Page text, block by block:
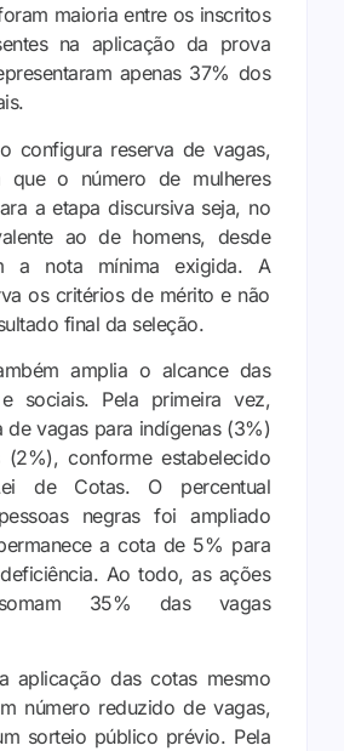
maioria entre os inscritos
na aplicação da prova
apenas 37% dos
configura reserva de vagas,
que o número de mulheres
a etapa discursiva seja, no
ao de homens, desde
a nota mínima exigida. A
os critérios de mérito e não
final da seleção.
amplia o alcance das
sociais. Pela primeira vez,
de vagas para indígenas (3%)
(2%), conforme estabelecido
de Cotas. O percentual
negras foi ampliado
a cota de 5% para
Ao todo, as ações
35% das vagas
aplicação das cotas mesmo
número reduzido de vagas,
sorteio público prévio. Pela